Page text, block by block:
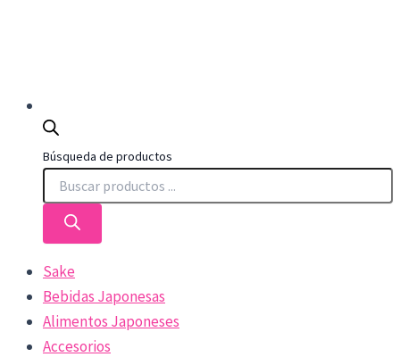
Búsqueda de productos
Sake
Bebidas Japonesas
Alimentos Japoneses
Accesorios